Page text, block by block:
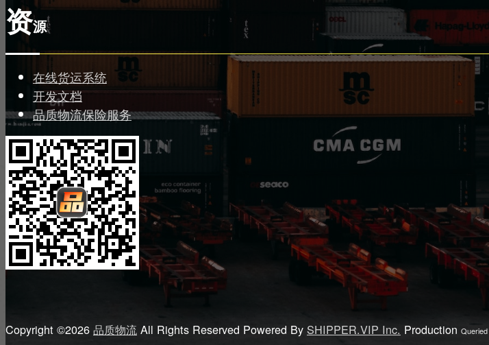
资源
在线货运系统
开发文档
品质物流保险服务
Copyright ©2026 品质物流 All Rights Reserved Powered By SHIPPER.VIP Inc. Production Queried